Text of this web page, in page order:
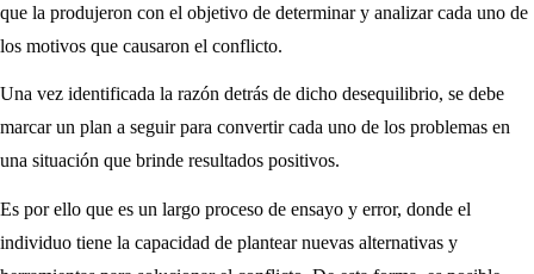
que la produjeron con el objetivo de determinar y analizar cada uno de
los motivos que causaron el conflicto.
Una vez identificada la razón detrás de dicho desequilibrio, se debe
marcar un plan a seguir para convertir cada uno de los problemas en
una situación que brinde resultados positivos.
Es por ello que es un largo proceso de ensayo y error, donde el
individuo tiene la capacidad de plantear nuevas alternativas y